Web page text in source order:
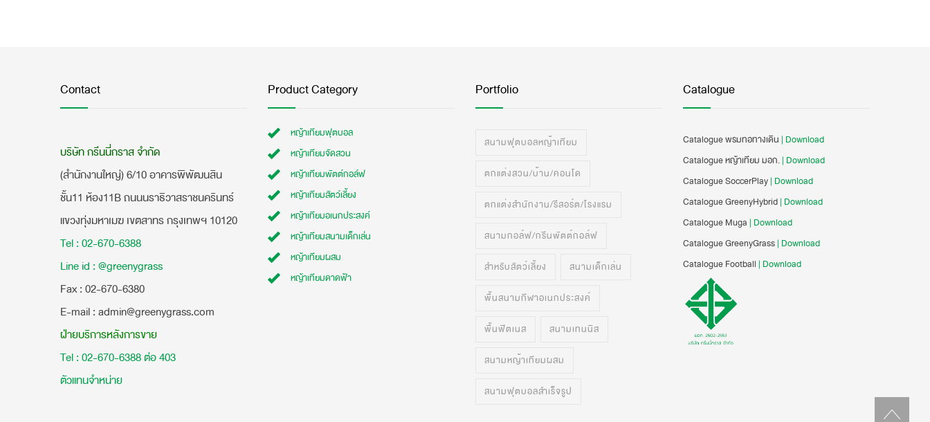
Contact
บริษัท กรีนนี่กราส จำกัด
(สำนักงานใหญ่) 6/10 อาคารพิพัฒนสิน
ชั้น11 ห้อง11B ถนนนราธิวาสราชนครินทร์
แขวงทุ่งมหาเมฆ เขตสาทร กรุงเทพฯ 10120
Tel : 02-670-6388
Line id : @greenygrass
​Fax : 02-670-6380
E-mail : admin@greenygrass.com
ฝ่ายบริการหลังการขาย
Tel : 02-670-6388 ต่อ 403
ตัวแทนจำหน่าย
Product Category
หญ้าเทียมฟุตบอล
หญ้าเทียมจัดสวน
หญ้าเทียมพัตต์กอล์ฟ
หญ้าเทียมสัตว์เลี้ยง
หญ้าเทียมอเนกประสงค์
หญ้าเทียมสนามเด็กเล่น
หญ้าเทียมผสม
หญ้าเทียมดาดฟ้า
Portfolio
สนามฟุตบอลหญ้าเทียม
ตกแต่งสวน/บ้าน/คอนโด
ตกแต่งสำนักงาน/รีสอร์ต/โรงแรม
สนามกอล์ฟ/กรีนพัตต์กอล์ฟ
สำหรับสัตว์เลี้ยง สนามเด็กเล่น
พื้นสนามกีฬาอเนกประสงค์
พื้นฟิตเนส สนามเทนนิส
สนามหญ้าเทียมผสม
สนามฟุตบอลสำเร็จรูป
Catalogue
Catalogue พรมทอทางเดิน | Download
Catalogue หญ้าเทียม มอก.| Download
Catalogue SoccerPlay| Download
Catalogue GreenyHybrid| Download
Catalogue Muga | Download
Catalogue GreenyGrass| Download
Catalogue Football | Download